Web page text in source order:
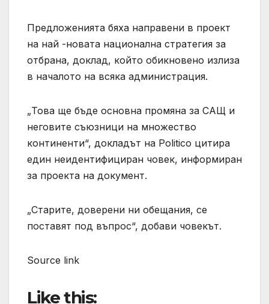
Предложенията бяха направени в проект
на най -новата национална стратегия за
отбрана, доклад, който обикновено излиза
в началото на всяка администрация.
„Това ще бъде основна промяна за САЩ и
неговите съюзници на множество
континенти“, докладът на Politico цитира
един неидентифициран човек, информиран
за проекта на документ.
„Старите, доверени ни обещания, се
поставят под въпрос“, добави човекът.
Source link
Like this: